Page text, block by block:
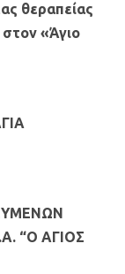
θεραπείας
«Άγιο
“Ο ΑΓΙΟΣ